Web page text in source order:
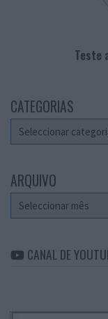
Teste
CATEGORIAS
Categorias
ARQUIVO
Arquivo
CANAL DE